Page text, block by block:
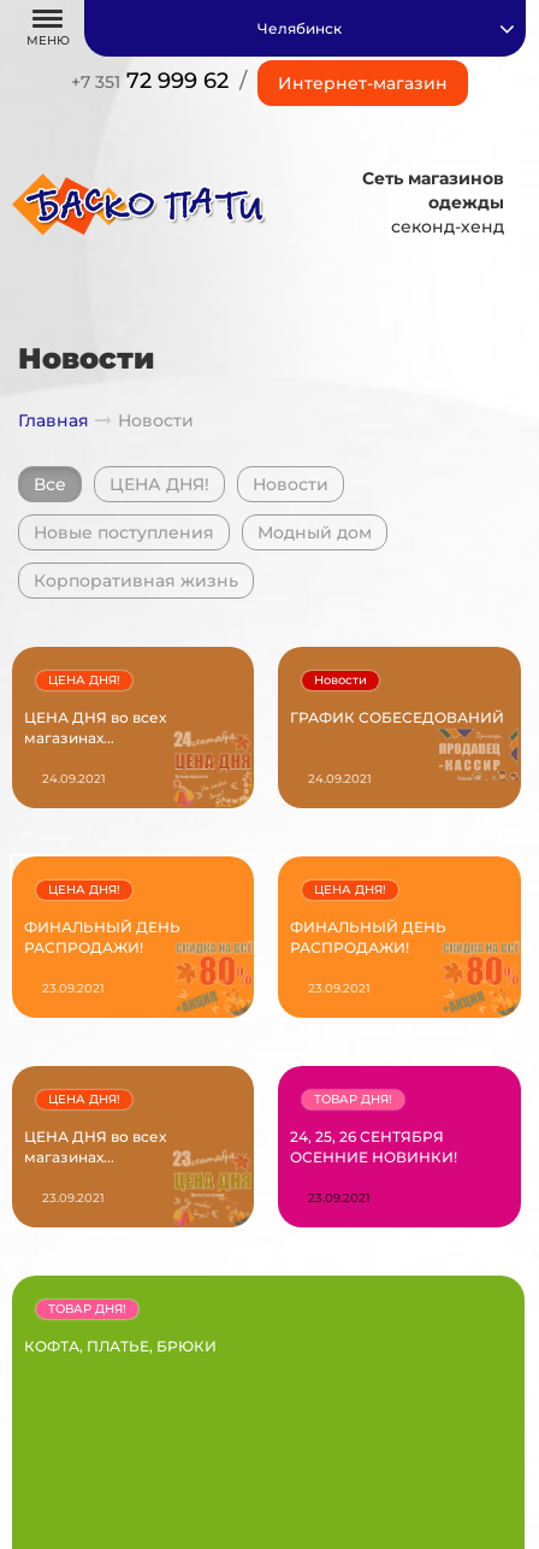
МЕНЮ
+7 351 72 999 62 / Интернет-магазин
Челябинск
Сеть магазинов
одежды
секонд-хенд
Новости
Главная Новости
Все ЦЕНА ДНЯ! Новости
Новые поступления Модный дом
Корпоративная жизнь
ЦЕНА ДНЯ во всех
магазинах...
ЦЕНА ДНЯ!
24.09.2021
ГРАФИК СОБЕСЕДОВАНИЙ
Новости
24.09.2021
ФИНАЛЬНЫЙ ДЕНЬ
РАСПРОДАЖИ!
ЦЕНА ДНЯ!
23.09.2021
ФИНАЛЬНЫЙ ДЕНЬ
РАСПРОДАЖИ!
ЦЕНА ДНЯ!
23.09.2021
ЦЕНА ДНЯ во всех
магазинах...
ЦЕНА ДНЯ!
23.09.2021
24, 25, 26 СЕНТЯБРЯ
ОСЕННИЕ НОВИНКИ!
ТОВАР ДНЯ!
23.09.2021
КОФТА, ПЛАТЬЕ, БРЮКИ
ТОВАР ДНЯ!